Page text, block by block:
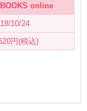
online
10/24
円(税込)